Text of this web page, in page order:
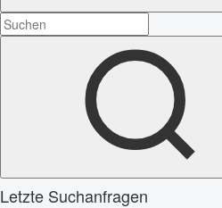
Letzte Suchanfragen